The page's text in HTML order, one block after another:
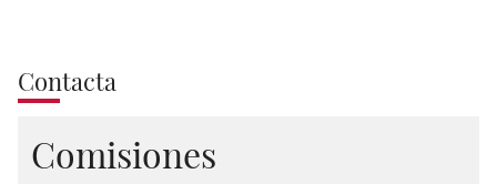
Contacta
Comisiones